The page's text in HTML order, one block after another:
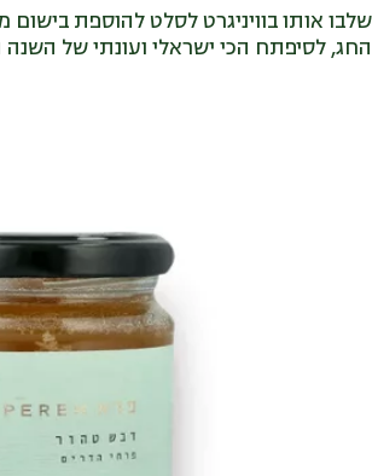
שלבו אותו בוויניגרט לסלט להוספת בישום
החג, לסיפתח הכי ישראלי ועונתי של